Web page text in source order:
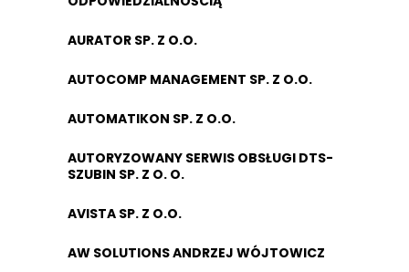
AURATOR SP. Z O.O.
AUTOCOMP MANAGEMENT SP. Z O.O.
AUTOMATIKON SP. Z O.O.
AUTORYZOWANY SERWIS OBSŁUGI DTS-
SZUBIN SP. Z O. O.
AVISTA SP. Z O.O.
AW SOLUTIONS ANDRZEJ WÓJTOWICZ